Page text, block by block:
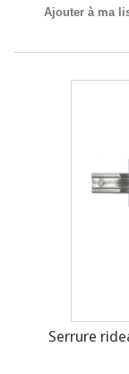
Ajouter à ma
Serrure